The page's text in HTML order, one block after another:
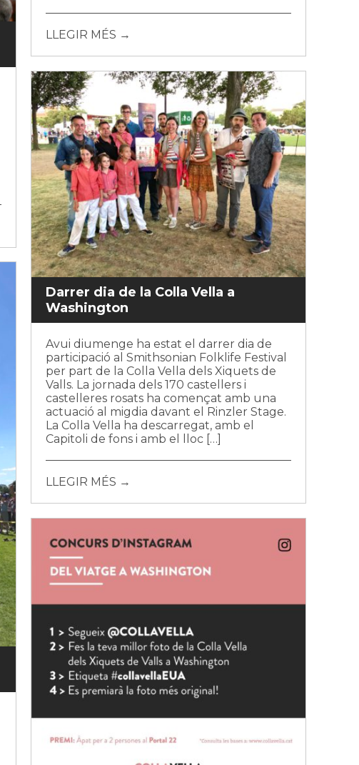
LLEGIR MÉS →
Darrer dia de la Colla Vella a
Washington
Avui diumenge ha estat el darrer dia de
participació al Smithsonian Folklife Festival
per part de la Colla Vella dels Xiquets de
Valls. La jornada dels 170 castellers i
castelleres rosats ha començat amb una
actuació al migdia davant el Rinzler Stage.
La Colla Vella ha descarregat, amb el
Capitoli de fons i amb el lloc […]
LLEGIR MÉS →